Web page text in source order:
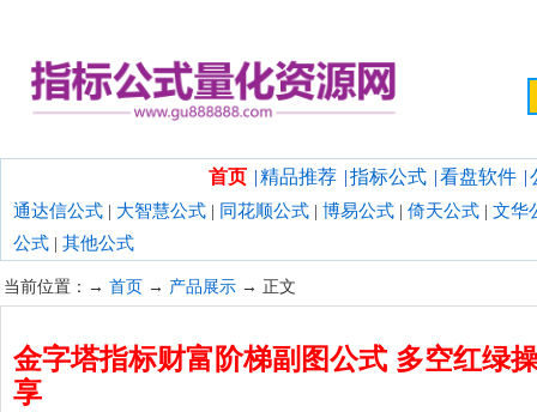
首页 | 精品推荐 | 指标公式 | 看盘软件 |
通达信公式 | 大智慧公式 | 同花顺公式 | 博易公式 | 倚天公式 | 文华
公式 | 其他公式
当前位置：→ 首页 → 产品展示 → 正文
金字塔指标财富阶梯副图公式 多空红绿
享